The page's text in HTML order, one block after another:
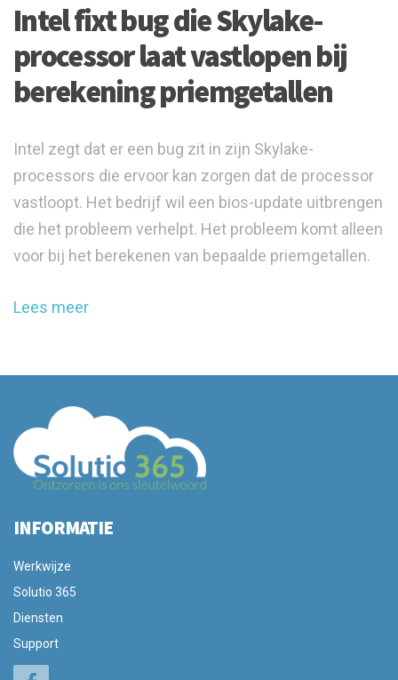
Intel fixt bug die Skylake-
processor laat vastlopen bij
berekening priemgetallen
Intel zegt dat er een bug zit in zijn Skylake-
processors die ervoor kan zorgen dat de processor
vastloopt. Het bedrijf wil een bios-update uitbrengen
die het probleem verhelpt. Het probleem komt alleen
voor bij het berekenen van bepaalde priemgetallen.
Lees meer
INFORMATIE
Werkwijze
Solutio 365
Diensten
Support